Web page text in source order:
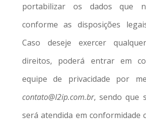
portabilizar os dados que
conforme as disposições
Caso deseje exercer
direitos, poderá entrar em
equipe de privacidade por
contato@l2ip.com.br, sendo que
será atendida em conformidade